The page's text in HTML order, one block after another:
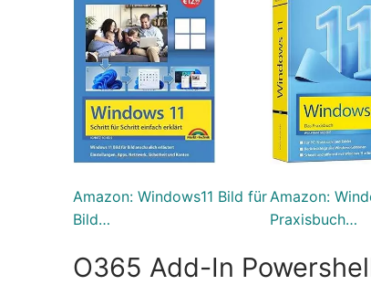
Amazon: Windows11 Bild für
Bild…
Amazon:
Praxisbuch…
O365 Add-In